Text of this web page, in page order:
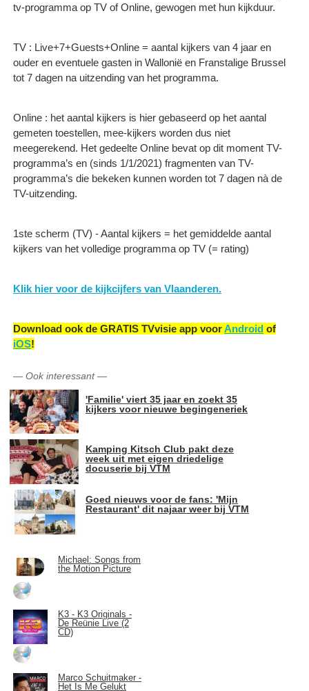
tv-programma op TV of Online, gewogen met hun kijkduur.
TV : Live+7+Guests+Online = aantal kijkers van 4 jaar en
ouder en eventuele gasten in Wallonië en Franstalige Brussel
tot 7 dagen na uitzending van het programma.
Online : het aantal kijkers is hier gebaseerd op het aantal
gemeten toestellen, mee-kijkers worden dus niet
meegerekend. Het gedeelte Online bevat op dit moment TV-
programma’s en (sinds 1/1/2021) fragmenten van TV-
programma’s die bekeken kunnen worden tot 7 dagen nà de
TV-uitzending.
1ste scherm (TV) - Aantal kijkers = het gemiddelde aantal
kijkers van het volledige programma op TV (= rating)
Klik hier voor de kijkcijfers van Vlaanderen.
Download ook de GRATIS TVvisie app voorAndroid of
iOS!
— Ook interessant—
'Familie' viert 35 jaar en zoekt 35
kijkers voor nieuwe begingeneriek
Kamping Kitsch Club pakt deze
week uit met eigen driedelige
docuserie bij VTM
Goed nieuws voor de fans: 'Mijn
Restaurant' dit najaar weer bij VTM
Michael: Songs from
the Motion Picture
K3 - K3 Originals -
De Reünie Live (2
CD)
Marco Schuitmaker -
Het Is Me Gelukt